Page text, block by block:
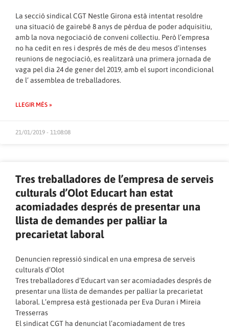
La secció sindical CGT Nestle Girona està intentat resoldre
una situació de gairebé 8 anys de pèrdua de poder adquisitiu,
amb la nova negociació de conveni col·lectiu. Però l’empresa
no ha cedit en res i després de més de deu mesos d’intenses
reunions de negociació, es realitzarà una primera jornada de
vaga pel dia 24 de gener del 2019, amb el suport incondicional
de l’ assemblea de treballadores.
LLEGIR MÉS »
21/01/2019 - 11:08:08
Tres treballadores de l’empresa de serveis
culturals d’Olot Educart han estat
acomiadades després de presentar una
llista de demandes per pal·liar la
precarietat laboral
Denuncien repressió sindical en una empresa de serveis
culturals d’Olot
Tres treballadores d’Educart van ser acomiadades després de
presentar una llista de demandes per pal·liar la precarietat
laboral. L’empresa està gestionada per Eva Duran i Mireia
Tresserras
El sindicat CGT ha denunciat l’acomiadament de tres